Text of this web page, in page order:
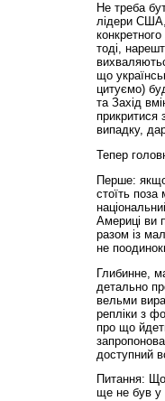
Не треба
лідери США,
тоді,
що
цитуємо)
та Захід
прикритися
випадку,
Тепер
Перше: якщо
стоїть поза
Америці ви
разом із
не
Глибинне,
детально
вельми
репліки з
про що
доступний
Питання:
ще не був у